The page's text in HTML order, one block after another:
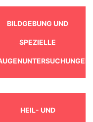
BILDGEBUNG UND
SPEZIELLE
HEIL- UND